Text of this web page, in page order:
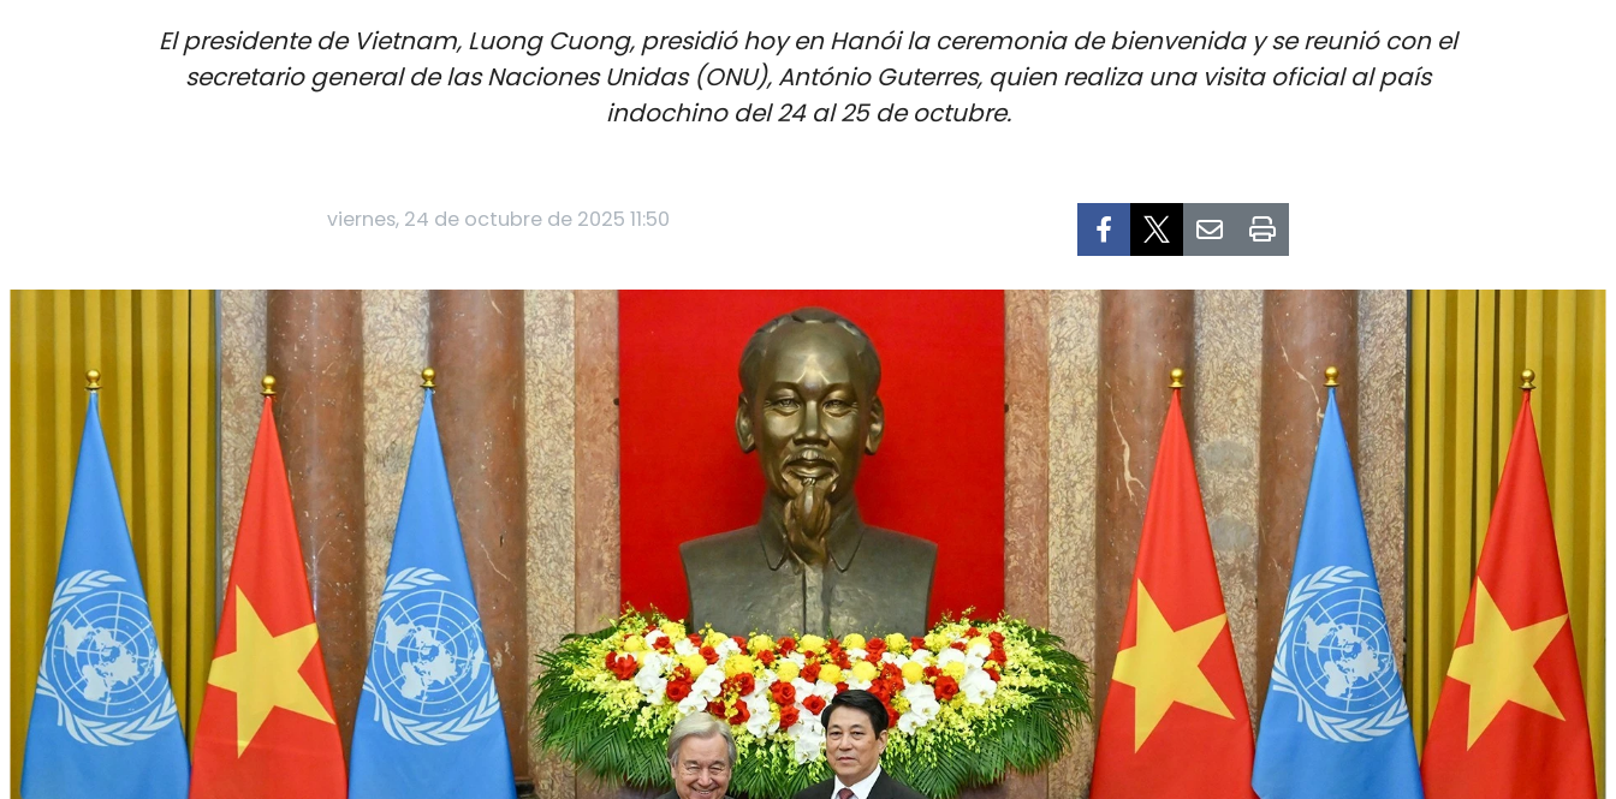
El presidente de Vietnam, Luong Cuong, presidió hoy en Hanói la ceremonia de bienvenida y se reunió con el
secretario general de las Naciones Unidas (ONU), António Guterres, quien realiza una visita oficial al país
indochino del 24 al 25 de octubre.
viernes, 24 de octubre de 2025 11:50